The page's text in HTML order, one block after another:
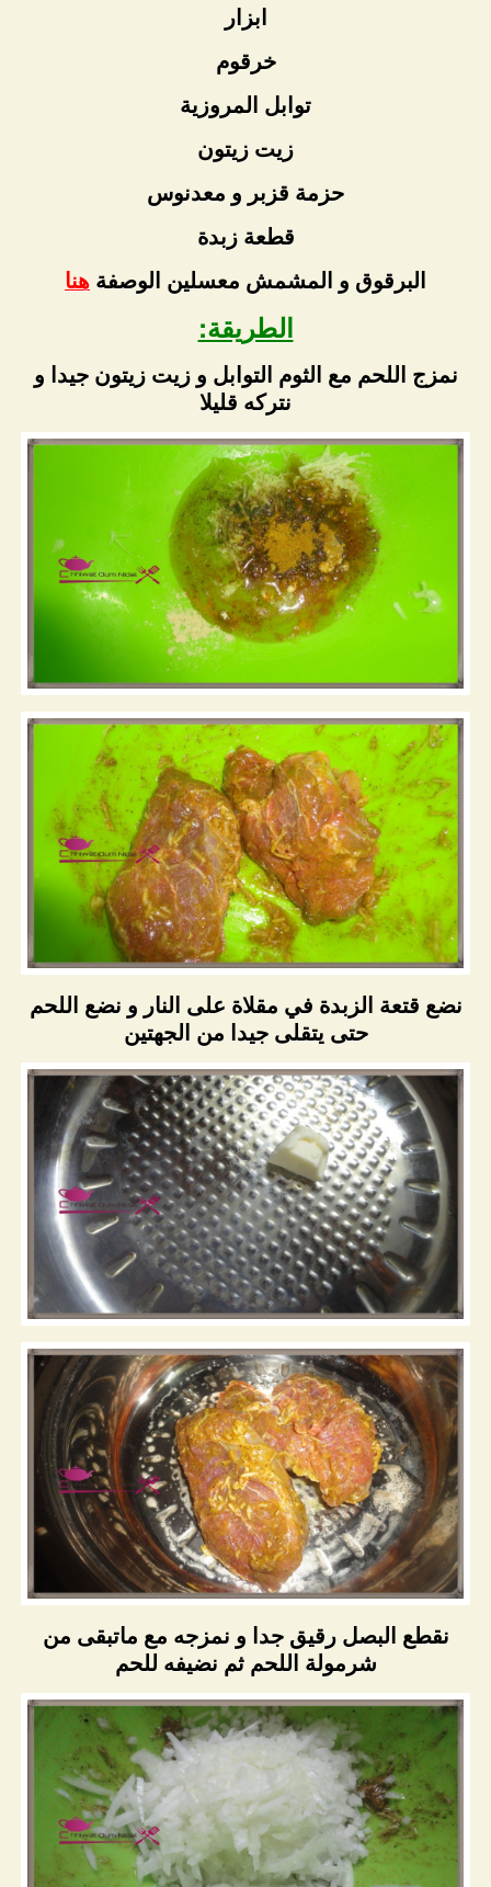
ابزار
خرقوم
توابل المروزية
زيت زيتون
حزمة قزبر و معدنوس
قطعة زبدة
البرقوق و المشمش معسلين الوصفة هنا
الطريقة:
نمزج اللحم مع الثوم التوابل و زيت زيتون جيدا و
نتركه قليلا
نضع قتعة الزبدة في مقلاة على النار و نضع اللحم
حتى يتقلى جيدا من الجهتين
نقطع البصل رقيق جدا و نمزجه مع ماتبقى من
شرمولة اللحم ثم نضيفه للحم